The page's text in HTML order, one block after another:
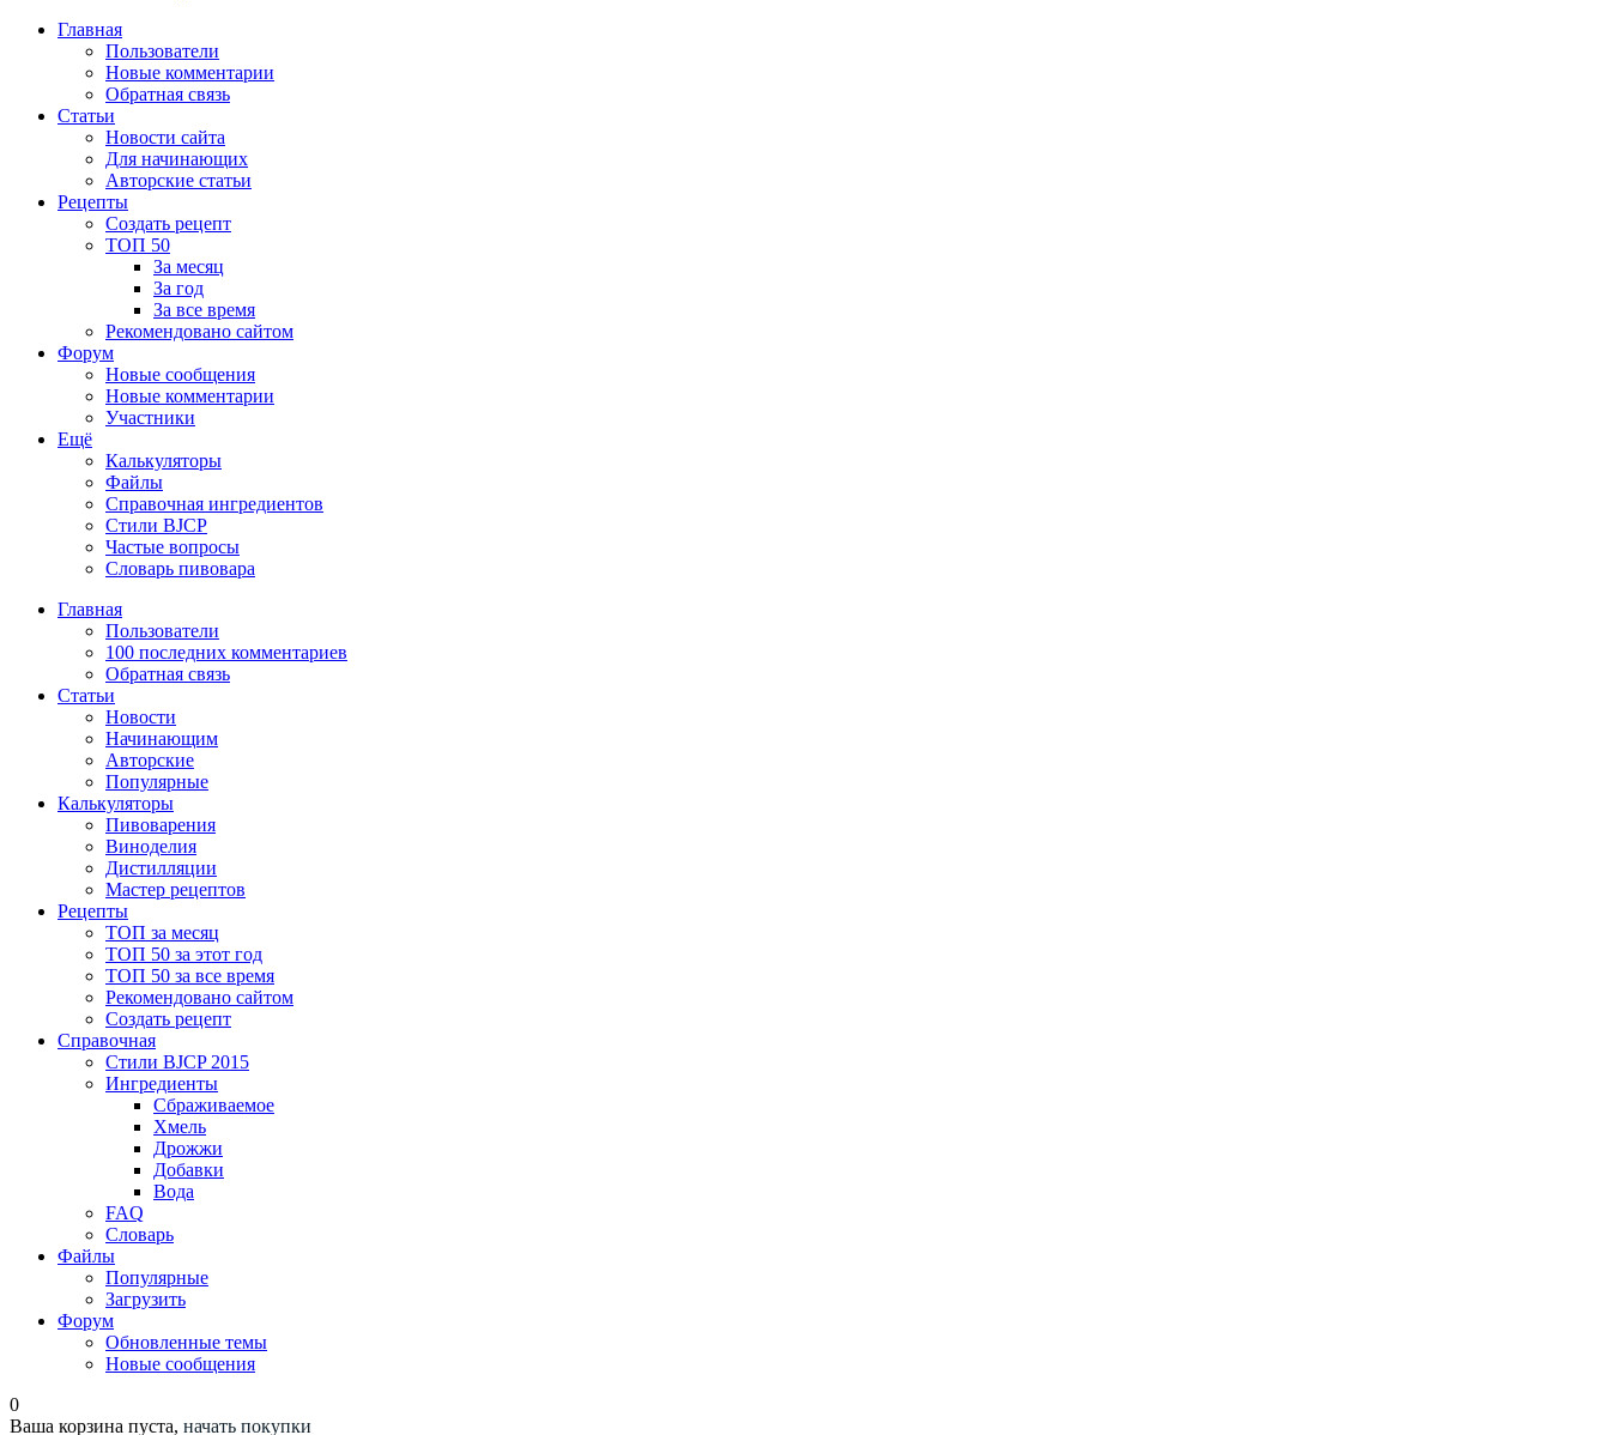
Главная
Пользователи
Новые комментарии
Обратная связь
Статьи
Новости сайта
Для начинающих
Авторские статьи
Рецепты
Создать рецепт
ТОП 50
За месяц
За год
За все время
Рекомендовано сайтом
Форум
Новые сообщения
Новые комментарии
Участники
Ещё
Калькуляторы
Файлы
Справочная ингредиентов
Стили BJCP
Частые вопросы
Словарь пивовара
Главная
Пользователи
100 последних комментариев
Обратная связь
Статьи
Новости
Начинающим
Авторские
Популярные
Калькуляторы
Пивоварения
Виноделия
Дистилляции
Мастер рецептов
Рецепты
ТОП за месяц
ТОП 50 за этот год
ТОП 50 за все время
Рекомендовано сайтом
Создать рецепт
Справочная
Стили BJCP 2015
Ингредиенты
Сбраживаемое
Хмель
Дрожжи
Добавки
Вода
FAQ
Словарь
Файлы
Популярные
Загрузить
Форум
Обновленные темы
Новые сообщения
0
Ваша корзина пуста, начать покупки